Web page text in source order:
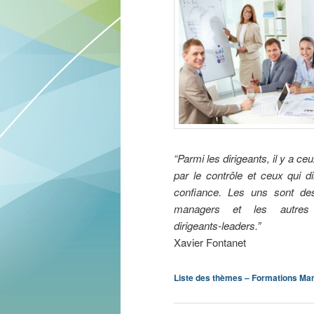
“Parmi les dirigeants, il y a
par le contrôle et ceux qui
confiance. Les uns sont
managers et les
dirigeants-leaders.”
Xavier Fontanet
Liste des thèmes – Formations